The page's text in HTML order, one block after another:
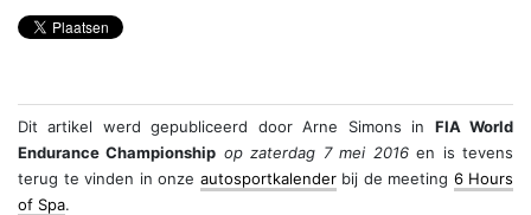
Dit artikel werd gepubliceerd doorArne Simons in FIA World
Endurance Championship op zaterdag 7 mei 2016en is tevens
terug te vinden in onze autosportkalenderbij de meeting 6 Hours
of Spa.